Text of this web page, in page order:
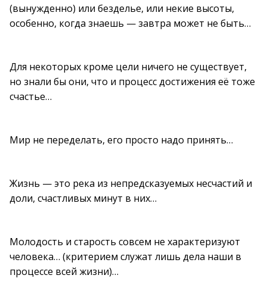
(вынужденно) или безделье, или некие высоты,
особенно, когда знаешь — завтра может не быть…
Для некоторых кроме цели ничего не существует,
но знали бы они, что и процесс достижения её тоже
счастье…
Мир не переделать, его просто надо принять…
Жизнь — это река из непредсказуемых несчастий и
доли, счастливых минут в них…
Молодость и старость совсем не характеризуют
человека… (критерием служат лишь дела наши в
процессе всей жизни)…